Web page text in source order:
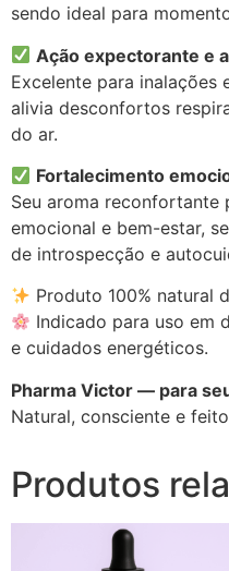
sendo ideal para
Ação expectorante e
Excelente para inalações
alivia desconfortos
do ar.
Fortalecimento
Seu aroma reconfortante
emocional e bem-estar,
de introspecção e
Produto 100% natural
Indicado para uso em
e cuidados energéticos.
Pharma Victor — para
Natural, consciente e
Produtos